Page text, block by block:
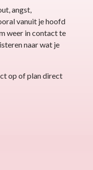
angst,
vanuit je hoofd
weer in contact te
naar wat je
op of plan direct